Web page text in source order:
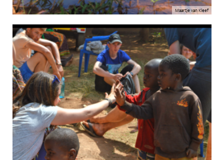
Maartje van Kleef